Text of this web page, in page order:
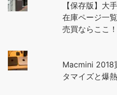
【保存版】大
在庫ページ一
売買ならここ！
Macmini 2018
タマイズと爆